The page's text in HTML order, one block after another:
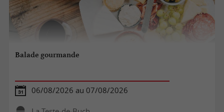
Balade gourmande
06/08/2026 au 07/08/2026